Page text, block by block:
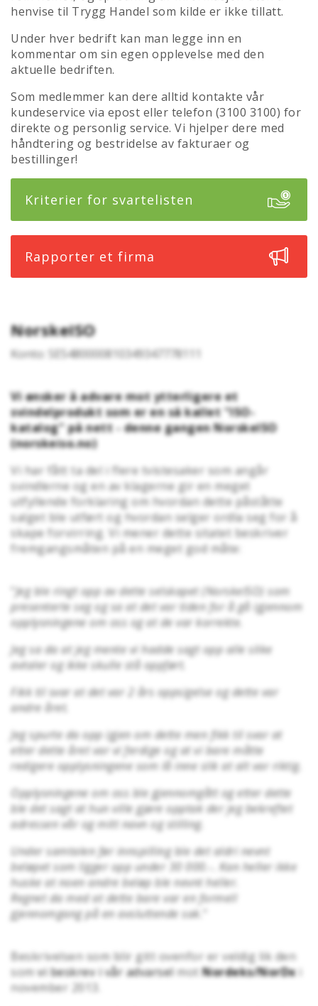
henvise til Trygg Handel som kilde er ikke tillatt.
Under hver bedrift kan man legge inn en
kommentar om sin egen opplevelse med den
aktuelle bedriften.
Som medlemmer kan dere alltid kontakte vår
kundeservice via epost eller telefon (3100 3100) for
direkte og personlig service. Vi hjelper dere med
håndtering og bestridelse av fakturaer og
bestillinger!
Kriterier for svartelisten
Rapporter et firma
NorskeISO
Konto: SE5480000810349347778111
Vi ønsker å advare mot ytterligere et
svindelprodukt som er en så kallet "ISO-
katalog" på nett - denne gangen NorskeISO
(norskeiso.no)
Vi har fått ta del i flere tvistesaker som angår
svindlerne og en av klagerne gir en meget
utfyllende forklaring om hvordan dette påståtte
salget ble utført og hvordan selger ordla seg for å
skape forvirring. Vi mener dette sitatet beskriver
fremgangsmåten på en meget god måte:
Jeg ble ringt opp av dette selskapet (NorskeISO) som
presenterte seg og sa at det var tiden for å gå igjennom
opplysningene om oss og at de var korrekte.
Jeg sa da at jeg mente vi hadde sagt opp alle slike
avtaler og ikke skulle stå oppført.
Fikk til svar at det var 2 års oppsigelse og dette var
andre året.
Jeg spurte da opp igjen om dette men fikk til svar at
etter dette året var vi ferdige og at vi bare måtte
redigere opplysningene som lå inne slik at alt var riktig.
Opplysningene om oss ble gjennomgått og etter dette
ble det sagt at hun ville gjøre opptak der jeg bekreftet
adressen vår og mitt navn og stilling.
Under samtalen før innspilling ble det aldri nevnt
beløpet som ligger opp under 30 000.-. Kan heller ikke
huske at noen andre beløp ble nevnt heller.
Regnet da med at dette bare var en formell
gjennomgang på en avsluttende sak.
Beskrivelsen som blir gitt ovenfor er veldig lik den
somvi beskrev i vår advarselmotNordeks/NorDxi
november 2013.